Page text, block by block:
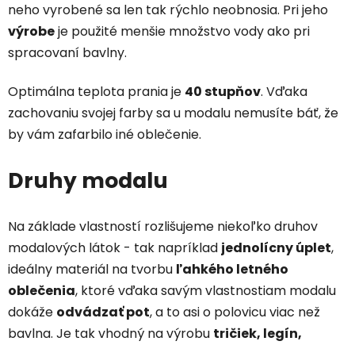
neho vyrobené sa len tak rýchlo neobnosia. Pri jeho
výrobeje použité menšie množstvo vody ako pri
spracovaní bavlny.
Optimálna teplota prania je 40 stupňov. Vďaka
zachovaniu svojej farby sa u modalu nemusíte báť, že
by vám zafarbilo iné oblečenie.
Druhy modalu
Na základe vlastností rozlišujeme niekoľko druhov
modalových látok - tak napríklad jednolícny úplet,
ideálny materiál na tvorbu ľahkého letného
oblečenia, ktoré vďaka savým vlastnostiam modalu
dokáže odvádzať pot, a to asi o polovicu viac než
bavlna. Je tak vhodný na výrobu tričiek, legín,